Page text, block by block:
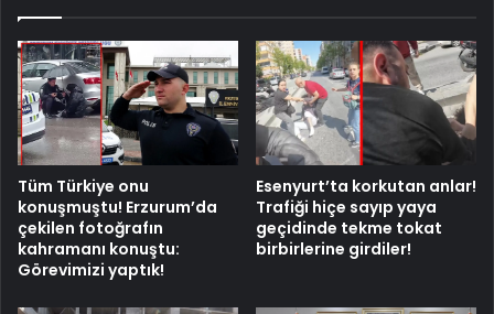
Tüm Türkiye onu
konuşmuştu! Erzurum’da
çekilen fotoğrafın
kahramanı konuştu:
Görevimizi yaptık!
Esenyurt’ta korkutan anlar!
Trafiği hiçe sayıp yaya
geçidinde tekme tokat
birbirlerine girdiler!